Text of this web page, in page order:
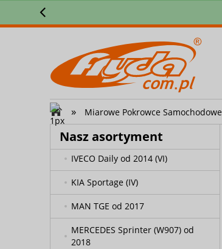
» Miarowe Pokrowce Samochodowe
Nasz asortyment
FORD Transit Courier (I) (2014-
FORD Transit Custom (do
06.2018)
FORD Transit Custom (od
06.2018)
FORD Transit Custom II (2024-)
FORD Transit VIII od 2013
IVECO Daily od 2014 (VI)
KIA Sportage (IV)
MAN TGE od 2017
MERCEDES Sprinter (W907) od
2018